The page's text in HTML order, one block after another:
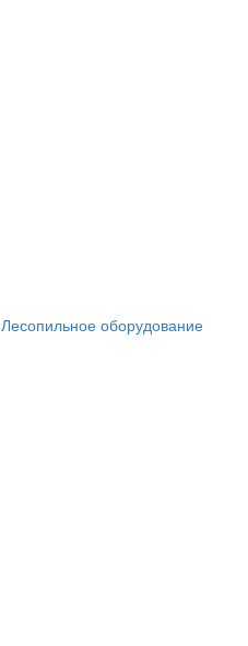
Лесопильное оборудование